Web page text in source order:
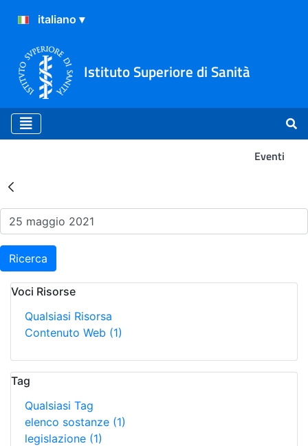
Istituto Superiore di Sanità
Eventi
Risultati della Ricerca -
Ricerca
Voci Risorse
Qualsiasi Risorsa
Contenuto Web (1)
Tag
Qualsiasi Tag
elenco sostanze (1)
legislazione (1)